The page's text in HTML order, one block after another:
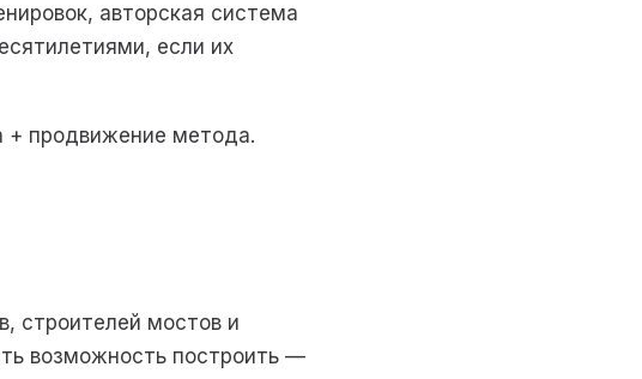
авторская система
если их
+ продвижение метода.
строителей мостов и
возможность построить —